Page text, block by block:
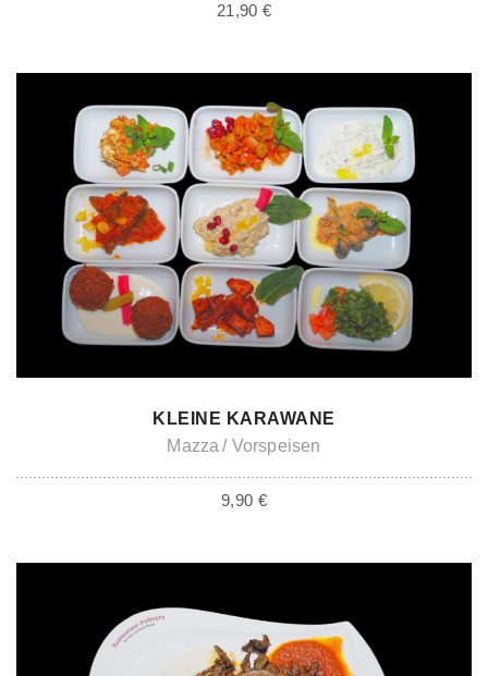
21,90 €
ADD TO CART
KLEINE KARAWANE
Mazza
Vorspeisen
9,90 €